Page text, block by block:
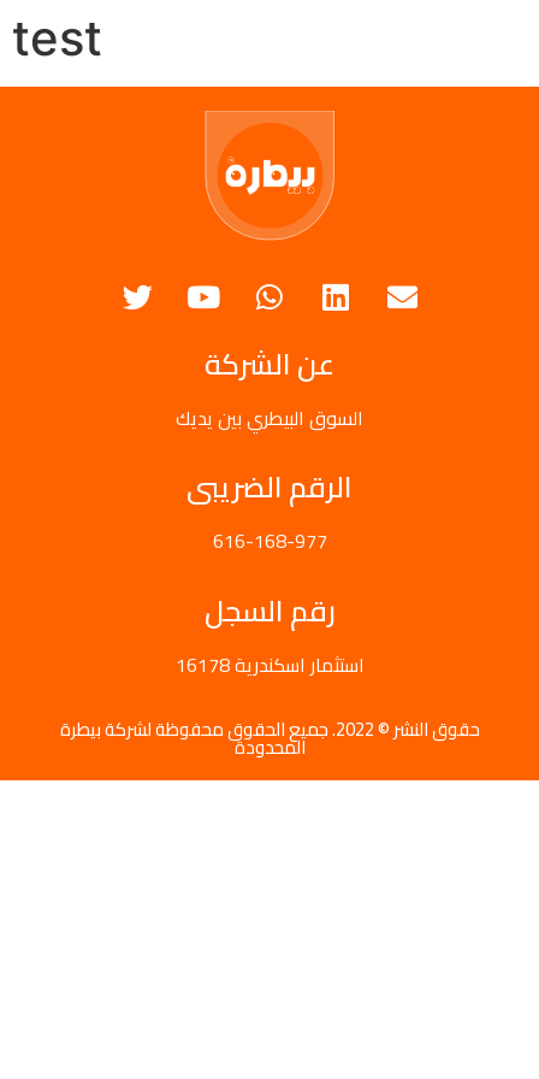
test
عن الشركة
السوق البيطري بين يديك
الرقم الضريبى
616-168-977
رقم السجل
16178 استثمار اسكندرية
حقوق النشر © 2022. جميع الحقوق محفوظة لشركة بيطرة
المحدودة